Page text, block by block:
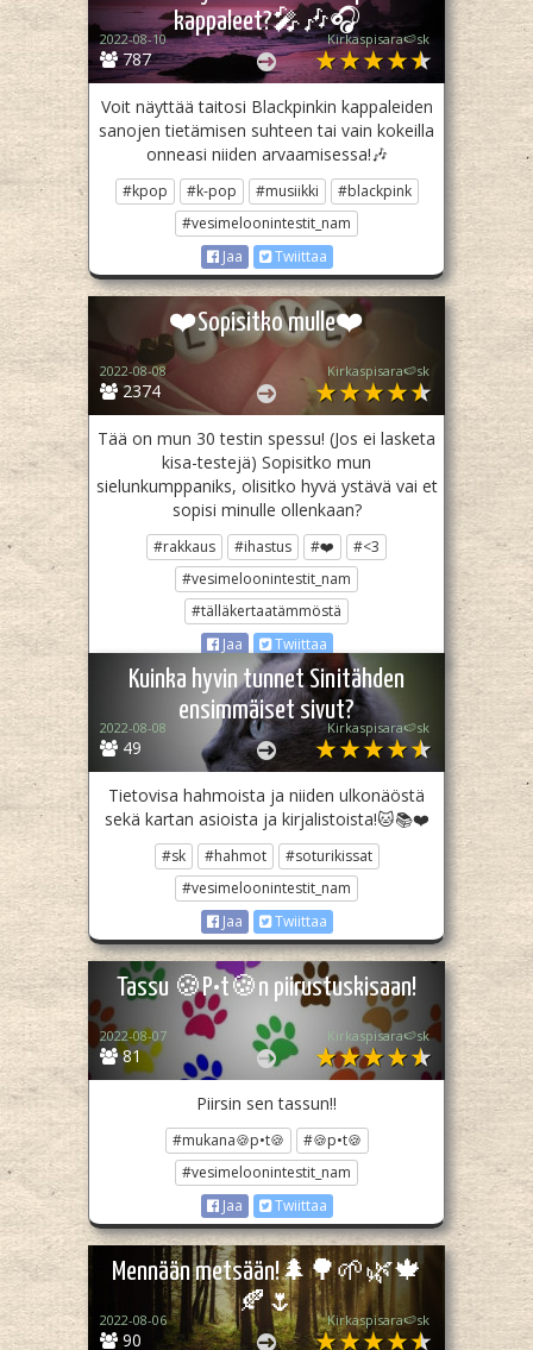
kappaleet?🎤🎶🎧
787
2022-08-10 Kirkaspisara🍉sk
Voit näyttää taitosi Blackpinkin kappaleiden
sanojen tietämisen suhteen tai vain kokeilla
onneasi niiden arvaamisessa!🎶
#kpop #k-pop #musiikki
#blackpink
#vesimeloonintestit_nam
Jaa
Twiittaa
❤️Sopisitko mulle❤️
2374
2022-08-08 Kirkaspisara🍉sk
Tää on mun 30 testin spessu! (Jos ei lasketa
kisa-testejä) Sopisitko mun
sielunkumppaniks, olisitko hyvä ystävä vai et
sopisi minulle ollenkaan?
#rakkaus #ihastus #❤️
#<3
#vesimeloonintestit_nam
#tälläkertaatämmöstä
Jaa
Twiittaa
Kuinka hyvin tunnet Sinitähden
ensimmäiset sivut?
49
2022-08-08 Kirkaspisara🍉sk
Tietovisa hahmoista ja niiden ulkonäöstä
sekä kartan asioista ja kirjalistoista!🐱📚❤️
#sk #hahmot
#soturikissat
#vesimeloonintestit_nam
Jaa
Twiittaa
Tassu 🍪P•t🍪n piirustuskisaan!
81
2022-08-07 Kirkaspisara🍉sk
Piirsin sen tassun!!
#mukana🍪p•t🍪
#🍪p•t🍪
#vesimeloonintestit_nam
Jaa
Twiittaa
Mennään metsään!🌲🌳🌱🌿🍁
🍂🌷
90
2022-08-06 Kirkaspisara🍉sk